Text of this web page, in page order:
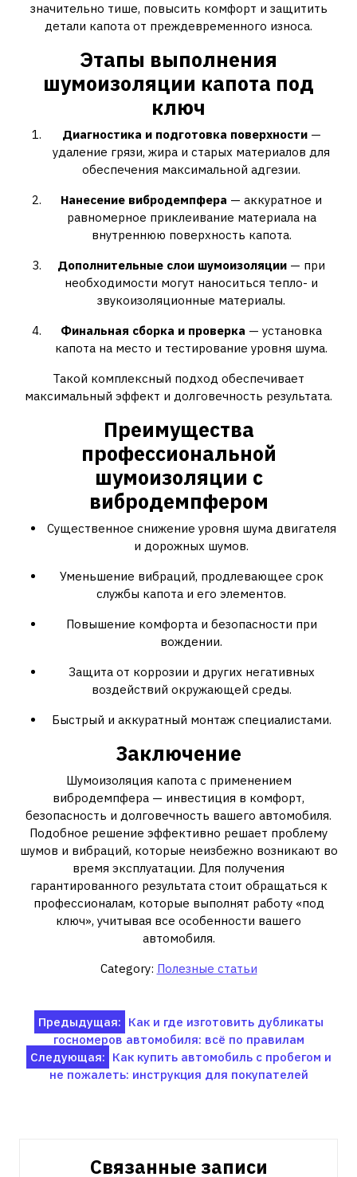
значительно тише, повысить комфорт и защитить
детали капота от преждевременного износа.
Этапы выполнения
шумоизоляции капота под
ключ
Диагностика и подготовка поверхности—
удаление грязи, жира и старых материалов для
обеспечения максимальной адгезии.
Нанесение вибродемпфера — аккуратное и
равномерное приклеивание материала на
внутреннюю поверхность капота.
Дополнительные слои шумоизоляции — при
необходимости могут наноситься тепло- и
звукоизоляционные материалы.
Финальная сборка и проверка — установка
капота на место и тестирование уровня шума.
Такой комплексный подход обеспечивает
максимальный эффект и долговечность результата.
Преимущества
профессиональной
шумоизоляции с
вибродемпфером
Существенное снижение уровня шума двигателя
и дорожных шумов.
Уменьшение вибраций, продлевающее срок
службы капота и его элементов.
Повышение комфорта и безопасности при
вождении.
Защита от коррозии и других негативных
воздействий окружающей среды.
Быстрый и аккуратный монтаж специалистами.
Заключение
Шумоизоляция капота с применением
вибродемпфера — инвестиция в комфорт,
безопасность и долговечность вашего автомобиля.
Подобное решение эффективно решает проблему
шумов и вибраций, которые неизбежно возникают во
время эксплуатации. Для получения
гарантированного результата стоит обращаться к
профессионалам, которые выполнят работу «под
ключ», учитывая все особенности вашего
автомобиля.
Category: Полезные статьи
Навигация
по
записям
Предыдущая: Как и где изготовить дубликаты
госномеров автомобиля: всё по правилам
Следующая: Как купить автомобиль с пробегом и
не пожалеть: инструкция для покупателей
Связанные записи